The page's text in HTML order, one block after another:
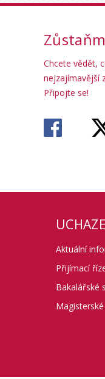
Chcete vědět,
nejzajímavější
Připojte se!
Aktuální
Přijímací
Bakalářské